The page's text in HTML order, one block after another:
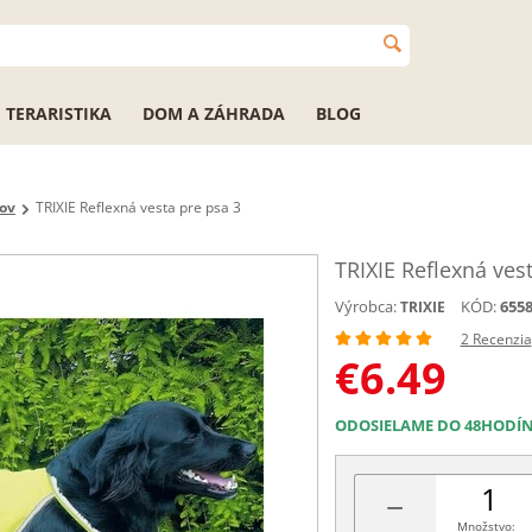
TERARISTIKA DOM A ZÁHRADA BLOG
TRIXIE Reflexná vesta pre psa 3
TRIXIE Reflexná
Výrobca: TRIXIE KÓD:6558
2 Recenzia
€6.49
ODOSIELAME DO
− Množstvo: